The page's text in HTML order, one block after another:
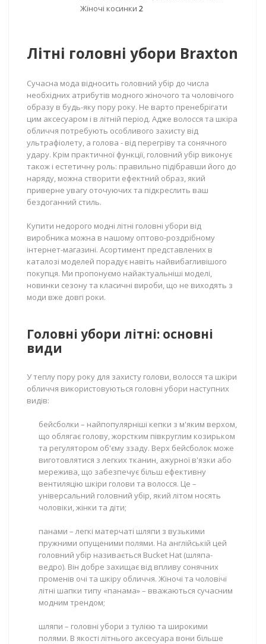
Жіночі косинки 2
Літні головні убори Braxton
Сучасна мода відносить головний убір до числа
необхідних атрибутів модного жіночого та чоловічого
образу в будь-яку пору року. Не варто пренебрігати
цим аксесуаром і в літній період. Адже волосся та шкіра
обличчя потребують особливого захисту від
ультрафіолету, а голова - від перегріву та сонячного
удару. Крім практичної функції, головний убір виконує
також і естетичну роль: правильно підібравши його до
наряду, можна створити ефектний образ, який
приверне увагу оточуючих та підкреслить ваш
бездоганний стиль.
Купити недорого модні літні головні убори від
виробника можна в нашому оптово-роздрібному
інтернет-магазині. Асортимент представлених в
каталозі моделей порадує навіть найвибагливішого
покупця. Ми пропонуємо найактуальніші моделі,
новинки сезону та класичні вироби, що не виходять з
моди вже довгі роки.
Головні убори літні: основні
види
У теплу пору року для захисту голови, волосся та шкіри
обличчя використовуються головні убори наступних
видів:
бейсболки – найпопулярніші кепки з м'яким верхом,
що облягає голову, жорстким півкруглим козирьком
та регулятором об'єму ззаду. Верх бейсболок може
виготовлятися з легких тканин, ажурної в'язки або
мережива, що забезпечує більш ефективну
вентиляцію шкіри голови та волосся. Це –
універсальний головний убір, який літом носять
чоловіки, жінки та діти;
панами – легкі матерчаті шляпи з вузькими
пружними опущеними полями. На англійській цей
головний убір називається Bucket Hat (шляпа-
ведро). Він добре захищає від впливу сонячних
променів очі та шкіру обличчя. Жіночі та чоловічі
літні шапки типу «панама» – вважаються сучасним
модним трендом;
шляпи – головні убори з тулією та широкими
полями. В якості літнього аксесуара вони більше